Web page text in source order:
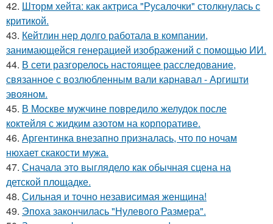
42. Шторм хейта: как актриса "Русалочки" столкнулась с
критикой.
43. Кейтлин нер долго работала в компании,
занимающейся генерацией изображений с помощью ИИ.
44. В сети разгорелось настоящее расследование,
связанное с возлюбленным вали карнавал - Аргишти
эвояном.
45. В Москве мужчине повредило желудок после
коктейля с жидким азотом на корпоративе.
46. Аргентинка внезапно призналась, что по ночам
нюхает скакости мужа.
47. Сначала это выглядело как обычная сцена на
детской площадке.
48. Сильная и точно независимая женщина!
49. Эпоха закончилась "Нулевого Размера".